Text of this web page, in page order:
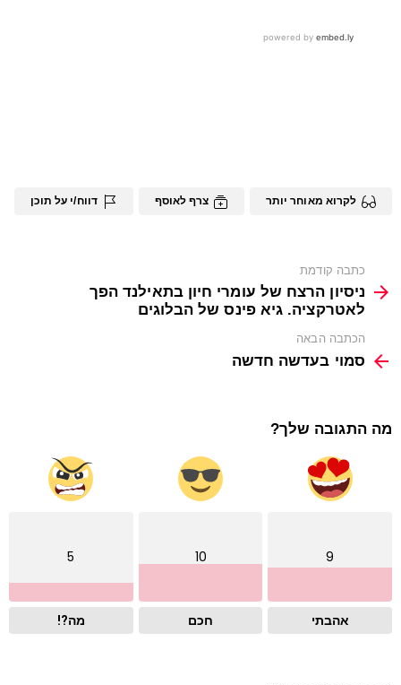
לקרוא מאוחר יותר צרף לאוסף דווח/י על תוכן
more
כתבה קודמת
ניסיון הרצח של עומרי חיון בתאילנד הפך
לאטרקציה. גיא פינס של הבלוגים
הכתבה הבאה
סמוי בעדשה חדשה
מה התגובה שלך?
9
אהבתי
10
חכם
5
מה?!